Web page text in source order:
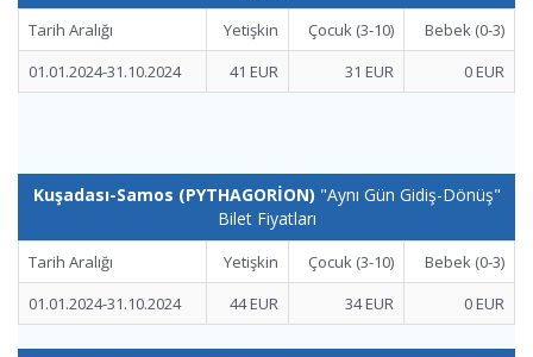
Tarih Aralığı Yetişkin Çocuk (3-10)
Bebek (0-3)
01.01.2024-31.10.2024
41 EUR 31 EUR 0 EUR
Kuşadası-Samos (PYTHAGORİON) "Aynı Gün Gidiş-Dönüş"
Bilet Fiyatları
Tarih Aralığı Yetişkin Çocuk (3-10)
Bebek (0-3)
01.01.2024-31.10.2024
44 EUR 34 EUR 0 EUR